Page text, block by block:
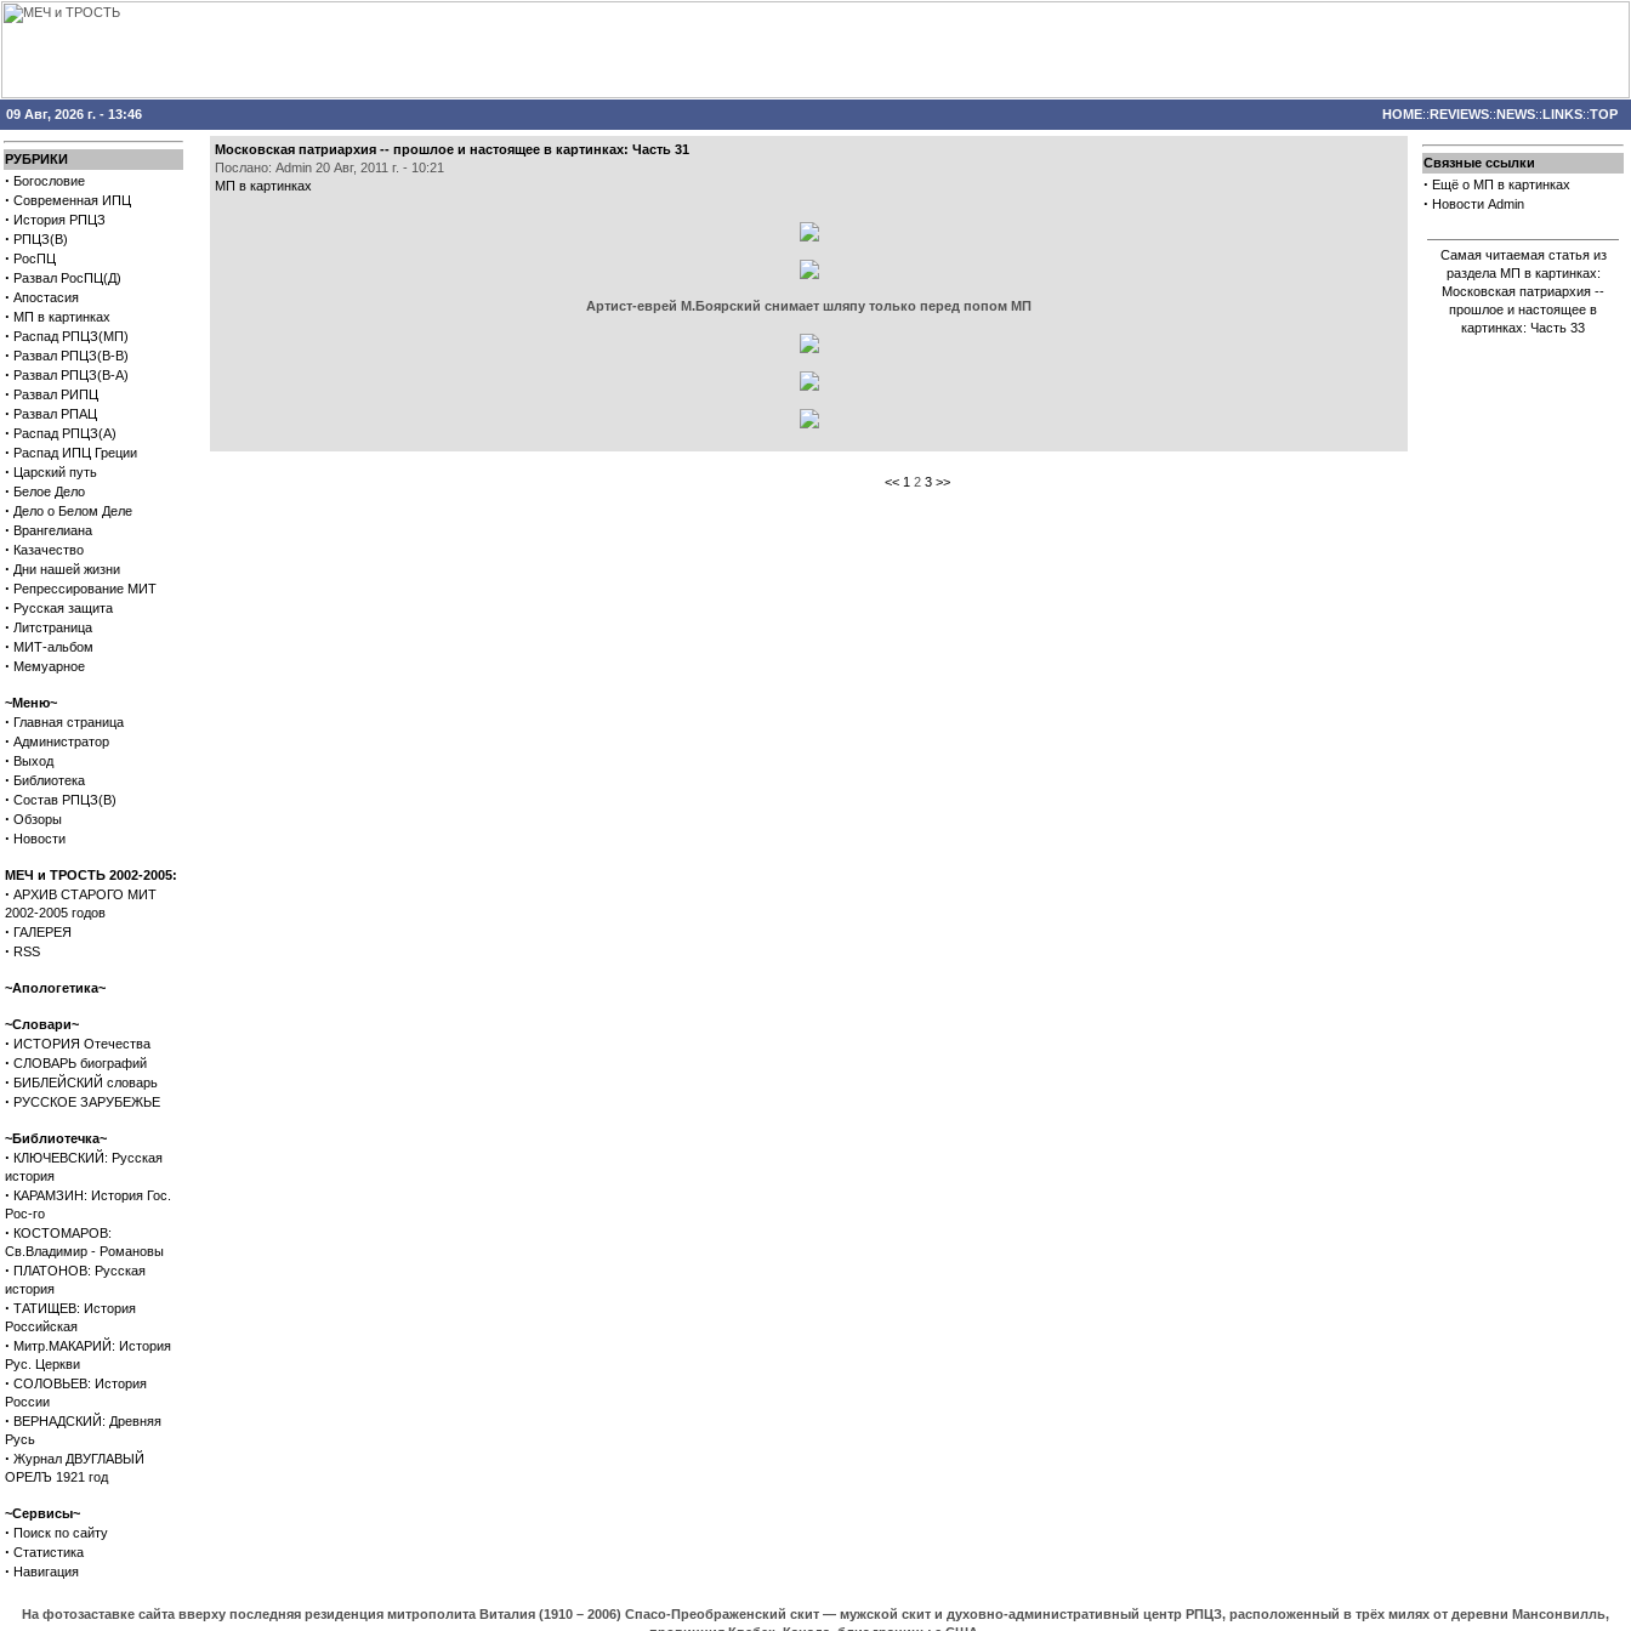
09 Авг, 2026 г. - 13:46 HOME::REVIEWS::NEWS::LINKS::TOP
РУБРИКИ
· Богословие
· Современная ИПЦ
· История РПЦЗ
· РПЦЗ(В)
· РосПЦ
· Развал РосПЦ(Д)
· Апостасия
· МП в картинках
· Распад РПЦЗ(МП)
· Развал РПЦЗ(В-В)
· Развал РПЦЗ(В-А)
· Развал РИПЦ
· Развал РПАЦ
· Распад РПЦЗ(А)
· Распад ИПЦ Греции
· Царский путь
· Белое Дело
· Дело о Белом Деле
· Врангелиана
· Казачество
· Дни нашей жизни
· Репрессирование МИТ
· Русская защита
· Литстраница
· МИТ-альбом
· Мемуарное
~Меню~
· Главная страница
· Администратор
· Выход
· Библиотека
· Состав РПЦЗ(В)
· Обзоры
· Новости
МЕЧ и ТРОСТЬ 2002-2005:
· АРХИВ СТАРОГО МИТ
2002-2005 годов
· ГАЛЕРЕЯ
· RSS
~Апологетика~
~Словари~
· ИСТОРИЯ Отечества
· СЛОВАРЬ биографий
· БИБЛЕЙСКИЙ словарь
· РУССКОЕ ЗАРУБЕЖЬЕ
~Библиотечка~
· КЛЮЧЕВСКИЙ: Русская
история
· КАРАМЗИН: История Гос.
Рос-го
· КОСТОМАРОВ:
Св.Владимир - Романовы
· ПЛАТОНОВ: Русская
история
· ТАТИЩЕВ: История
Российская
· Митр.МАКАРИЙ: История
Рус. Церкви
· СОЛОВЬЕВ: История
России
· ВЕРНАДСКИЙ: Древняя
Русь
· Журнал ДВУГЛАВЫЙ
ОРЕЛЪ 1921 год
~Сервисы~
· Поиск по сайту
· Статистика
· Навигация
Московская патриархия -- прошлое и настоящее в картинках: Часть 31
Послано: Admin 20 Авг, 2011 г. - 10:21
МП в картинках
Артист-еврей М.Боярский снимает шляпу только перед попом МП
Связные ссылки
· Ещё о МП в картинках
· Новости Admin
Самая читаемая статья из
раздела МП в картинках:
Московская патриархия --
прошлое и настоящее в
картинках: Часть 33
<< 1 2 3 >>
На фотозаставке сайта вверху последняя резиденция митрополита Виталия (1910 – 2006) Спасо-Преображенский скит — мужской скит и духовно-административный центр РПЦЗ, расположенный в трёх милях от деревни Мансонвилль,